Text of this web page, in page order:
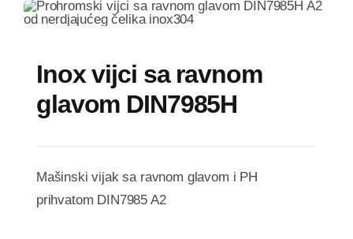
Inox vijci sa ravnom
glavom DIN7985H
Mašinski vijak sa ravnom glavom i PH
prihvatom DIN7985 A2